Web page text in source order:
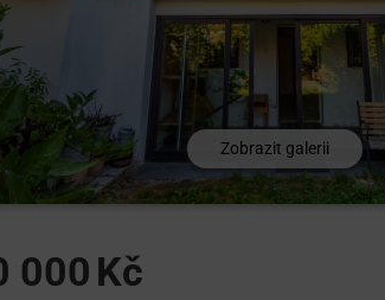
Zobrazit galerii
000